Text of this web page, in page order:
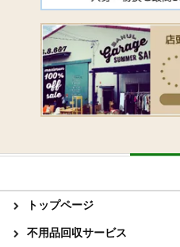
トップページ
不用品回収サービス